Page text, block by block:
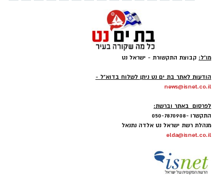
מו"ל: קבוצת התקשורת - ישראל נט
הודעות לאתר בת ים נט ניתן לשלוח בדוא"ל -
news@isnet.co.il
לפרסום באתר וברשת:
התקשרו -050-7870908
מנהלת רשת ישראל נט אלדה נתנאל
elda@isnet.co.il